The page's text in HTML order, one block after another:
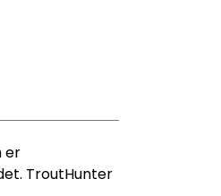
er
TroutHunter